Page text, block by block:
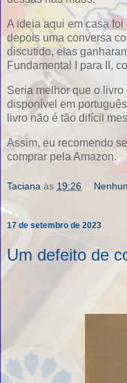
A ideia aqui em casa
depois uma conversa
discutido, elas
Fundamental I para II,
Seria melhor que o
disponível em
livro não é tão difícil
Assim, eu recomendo
comprar pela Amazon.
Taciana às 19:26
17 de setembro de 2023
Um defeito de